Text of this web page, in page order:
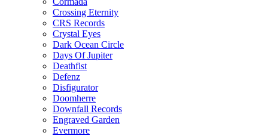
Crossing Eternity
CRS Records
Crystal Eyes
Dark Ocean Circle
Days Of Jupiter
Deathfist
Defenz
Disfigurator
Doomherre
Downfall Records
Engraved Garden
Evermore